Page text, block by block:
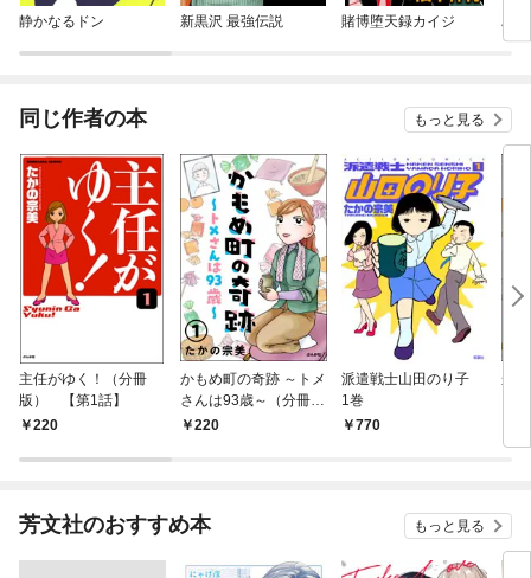
静かなるドン 新黒沢 最強伝説 賭博堕天録カイジ ぷ
同じ作者の本 もっと見る
主任がゆく！（分冊
版） 【第1話】
220
かもめ町の奇跡 ～トメ
さんは93歳～（分冊
版） 【第1話】
220
派遣戦士山田のり子
1巻
770
か
芳文社のおすすめ本 もっと見る